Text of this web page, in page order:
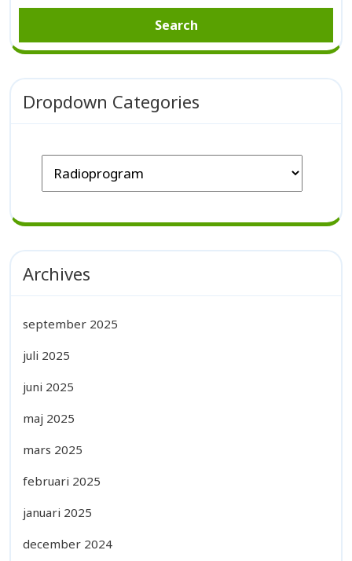
Dropdown Categories
Archives
september 2025
juli 2025
juni 2025
maj 2025
mars 2025
februari 2025
januari 2025
december 2024